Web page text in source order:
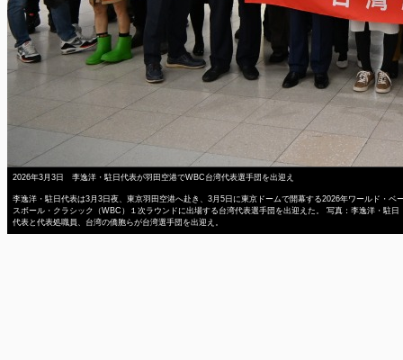
2026年3月3日 李逸洋・駐日代表が羽田空港でWBC台湾代表選手団を出迎え
李逸洋・駐日代表は3月3日夜、東京羽田空港へ赴き、3月5日に東京ドームで開幕する2026年ワールド・ベ
スボール・クラシック（WBC）１次ラウンドに出場する台湾代表選手団を出迎えた。 写真：李逸洋・駐日
代表と代表処職員、台湾の僑胞らが台湾選手団を出迎え。